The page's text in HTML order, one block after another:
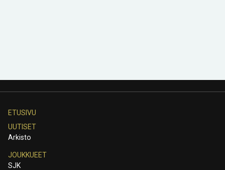
ETUSIVU
UUTISET
Arkisto
JOUKKUEET
SJK